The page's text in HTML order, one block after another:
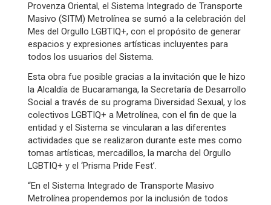
Provenza Oriental, el Sistema Integrado de Transporte
Masivo (SITM) Metrolínea se sumó a la celebración del
Mes del Orgullo LGBTIQ+, con el propósito de generar
espacios y expresiones artísticas incluyentes para
todos los usuarios del Sistema.
Esta obra fue posible gracias a la invitación que le hizo
la Alcaldía de Bucaramanga, la Secretaría de Desarrollo
Social a través de su programa Diversidad Sexual, y los
colectivos LGBTIQ+ a Metrolínea, con el fin de que la
entidad y el Sistema se vincularan a las diferentes
actividades que se realizaron durante este mes como
tomas artísticas, mercadillos, la marcha del Orgullo
LGBTIQ+ y el ‘Prisma Pride Fest’.
“En el Sistema Integrado de Transporte Masivo
Metrolínea propendemos por la inclusión de todos